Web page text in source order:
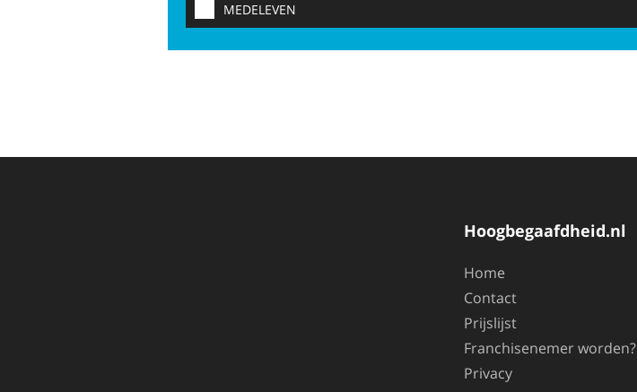
MEDELEVEN
Hoogbegaafdheid.nl
Home
Contact
Prijslijst
Franchisenemer worden?
Privacy